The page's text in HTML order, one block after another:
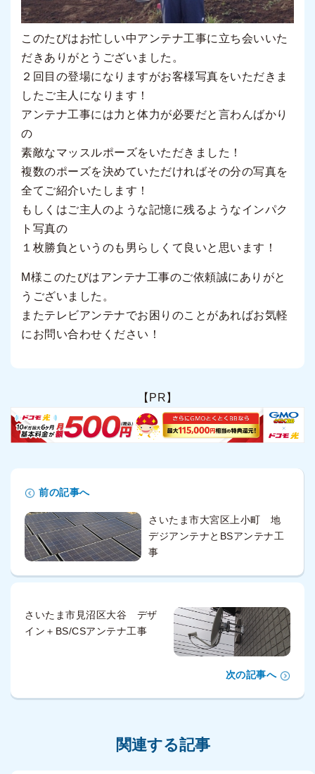
このたびはお忙しい中アンテナ工事に立ち会いいた
だきありがとうございました。
２回目の登場になりますがお客様写真をいただきま
したご主人になります！
アンテナ工事には力と体力が必要だと言わんばかり
の
素敵なマッスルポーズをいただきました！
複数のポーズを決めていただければその分の写真を
全てご紹介いたします！
もしくはご主人のような記憶に残るようなインパク
ト写真の
１枚勝負というのも男らしくて良いと思います！
M様このたびはアンテナ工事のご依頼誠にありがと
うございました。
またテレビアンテナでお困りのことがあればお気軽
にお問い合わせください！
【PR】
前の記事へ
さいたま市大宮区上小町 地
デジアンテナとBSアンテナ工
事
さいたま市見沼区大谷 デザ
イン＋BS/CSアンテナ工事
次の記事へ
関連する記事